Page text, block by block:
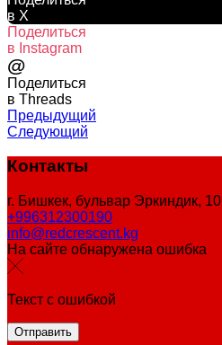
в X
Поделиться
в Instagram
@
Поделиться
в Threads
Предыдущий
Следующий
Контакты
г. Бишкек, бульвар Эркиндик, 10
+996312300190
info@redcrescent.kg
На сайте обнаружена ошибка
Текст с ошибкой